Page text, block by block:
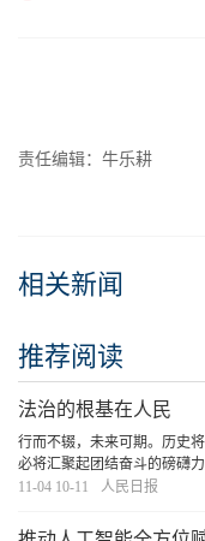
责任编辑：牛乐耕
相关新闻
推荐阅读
法治的根基在人民
行而不辍，未来可期。历史
必将汇聚起团结奋斗的磅礴
建设、民族复兴伟业再创新的
11-04 10-11 人民日报